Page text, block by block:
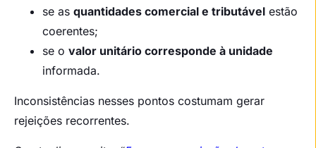
se as quantidades comercial e tributável estão
coerentes;
se o valor unitário corresponde à unidade
informada.
Inconsistências nesses pontos costumam gerar
rejeições recorrentes.